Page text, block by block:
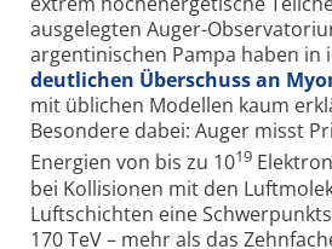
ausgelegten Auger-
argentinischen Pampa haben in
deutlichen Überschuss an
mit üblichen Modellen kaum
Besondere dabei: Auger misst
Energien von bis zu 1019
bei Kollisionen mit den
Luftschichten eine
170 TeV – mehr als das